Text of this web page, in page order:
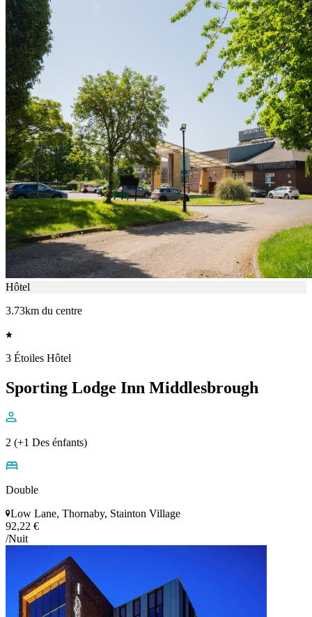
Hôtel
3.73km du centre
3 Étoiles Hôtel
Sporting Lodge Inn Middlesbrough
2 (+1 Des énfants)
Double
Low Lane, Thornaby, Stainton Village
92,22 €
/Nuit